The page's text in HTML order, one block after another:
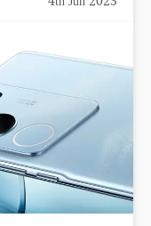
4th Jun 2023